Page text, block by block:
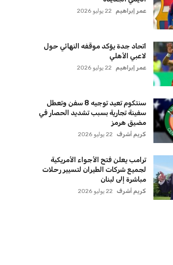
عمر إبراهيم 22 يوليو 2026
اتحاد جدة يؤكد موقفه النهائي حول
لاعبي الأهلي
عمر إبراهيم 22 يوليو 2026
سنتكوم تعيد توجيه 8 سفن وتعطل
سفينة تجارية بسبب تشديد الحصار في
مضيق هرمز
كريم أشرف 22 يوليو 2026
ترامب يعلن فتح الأجواء الأمريكية
لجميع شركات الطيران لتسيير رحلات
مباشرة إلى لبنان
كريم أشرف 22 يوليو 2026